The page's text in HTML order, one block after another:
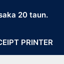
20 taun.
PRINTER